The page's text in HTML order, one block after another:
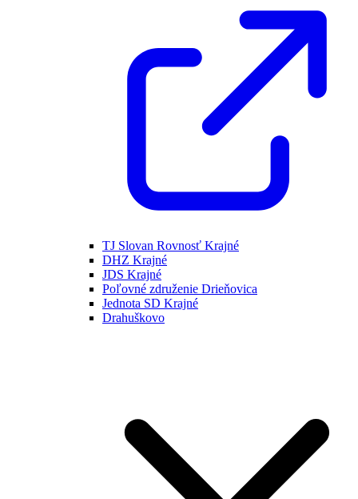
TJ Slovan Rovnosť Krajné
DHZ Krajné
JDS Krajné
Poľovné združenie Drieňovica
Jednota SD Krajné
Drahuškovo